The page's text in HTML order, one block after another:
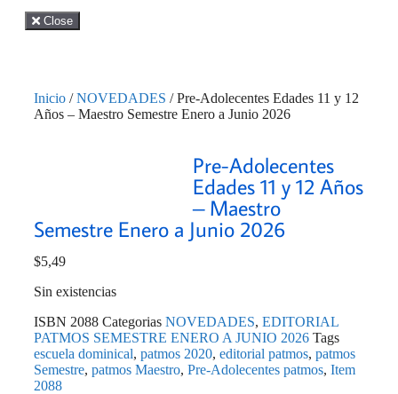
Close
Inicio /NOVEDADES / Pre-Adolecentes Edades 11 y 12
Años – Maestro Semestre Enero a Junio 2026
Pre-Adolecentes
Edades 11 y 12 Años
– Maestro
Semestre Enero a Junio 2026
$5,49
Sin existencias
ISBN 2088 Categorias NOVEDADES, EDITORIAL
PATMOS SEMESTRE ENERO A JUNIO 2026 Tags
escuela dominical, patmos 2020, editorial patmos, patmos
Semestre, patmos Maestro, Pre-Adolecentes patmos, Item
2088